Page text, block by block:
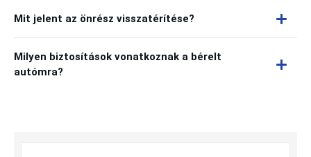
Mit jelent az önrész visszatérítése?
Milyen biztosítások vonatkoznak a bérelt
autómra?